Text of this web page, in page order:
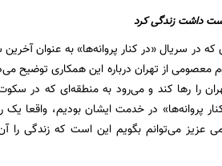
داشت زندگی کرد
که در سریال «در کنار پروانه‌ها» به عنوان
معصومی از تهران درباره این همکاری
را رها کند و می‌رود به منطقه‌ای که در
پروانه‌ها» در خدمت ایشان بودیم، واقعا
عزیز می‌توانم بگویم این است که